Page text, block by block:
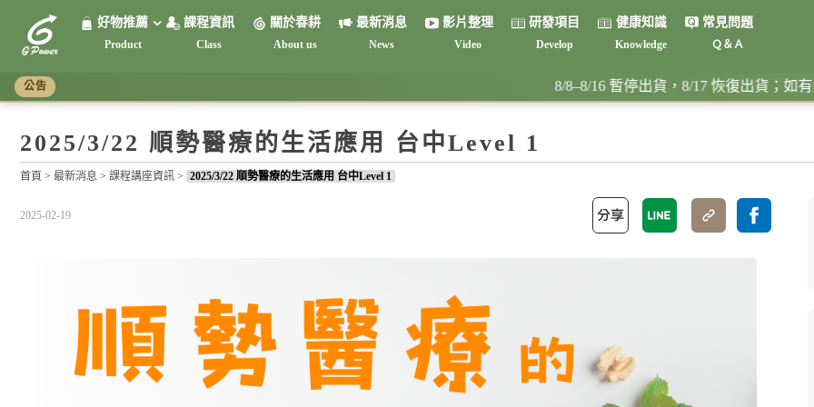
好物推薦
Product
課程資訊
Class
關於春耕
About us
最新消息
News
影片整理
Video
研發項目
Develop
健康知識
Knowledge
常見問題
Ｑ＆Ａ
頻率共振系列 調節生理時鐘系列 紅光系列 接地系列 抗電磁波系列
公告 8/8–8/16 暫停出貨，8/17 恢復出貨；如有急用請提早下
2025/3/22 順勢醫療的生活應用 台中Level 1
首頁 > 最新消息 > 課程講座資訊 > 2025/3/22 順勢醫療的生活應用 台中Level 1
2025-02-19